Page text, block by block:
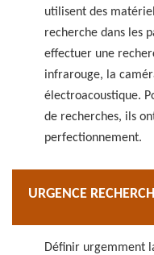
utilisent des
recherche dans les
effectuer une
infrarouge, la
électroacoustique.
de recherches, ils
perfectionnement.
URGENCE
Définir urgemment